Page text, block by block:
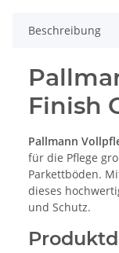
Beschreibung
Finish
Pallmann
für die Pflege
Parkettböden.
dieses
und Schutz.